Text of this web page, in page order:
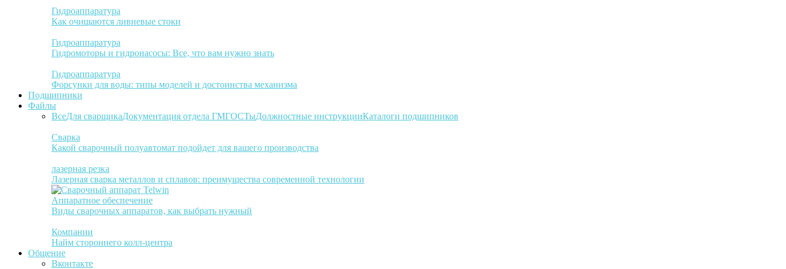
Гидроаппаратура
Как очищаются ливневые стоки
Гидроаппаратура
Гидромоторы и гидронасосы: Все, что вам нужно знать
Гидроаппаратура
Форсунки для воды: типы моделей и достоинства механизма
Подшипники
Файлы
ВсеДля сварщикаДокументация отдела ГМГОСТыДолжностные инструкцииКаталоги подшипников
Сварка
Какой сварочный полуавтомат подойдет для вашего производства
лазерная резка
Лазерная сварка металлов и сплавов: преимущества современной технологии
Аппаратное обеспечение
Виды сварочных аппаратов, как выбрать нужный
Компании
Найм стороннего колл-центра
Общение
Вконтакте